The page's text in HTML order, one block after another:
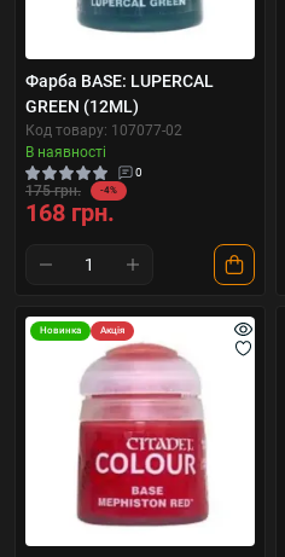
Фарба BASE: LUPERCAL
GREEN (12ML)
Код товару: 107077-02
В наявності
0
175 грн. -4%
168 грн.
Новинка Акція